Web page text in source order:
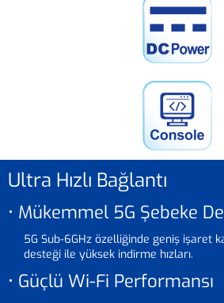
Ultra Hızlı Bağlantı
• Mükemmel 5G Şebeke
5G Sub-6GHz özelliğinde geniş işaret
desteği ile yüksek indirme hızları.
• Güçlü Wi-Fi Performansı